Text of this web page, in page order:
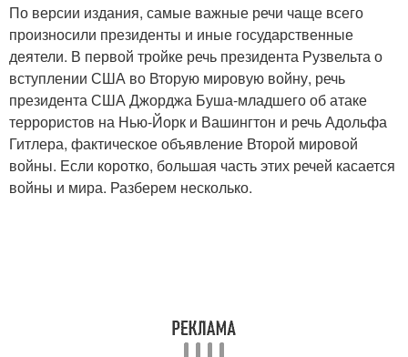
По версии издания, самые важные речи чаще всего
произносили президенты и иные государственные
деятели. В первой тройке речь президента Рузвельта о
вступлении США во Вторую мировую войну, речь
президента США Джорджа Буша-младшего об атаке
террористов на Нью-Йорк и Вашингтон и речь Адольфа
Гитлера, фактическое объявление Второй мировой
войны. Если коротко, большая часть этих речей касается
войны и мира. Разберем несколько.